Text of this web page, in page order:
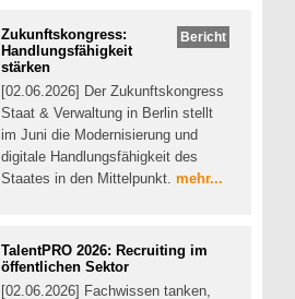
Bericht
Zukunftskongress:
Handlungsfähigkeit
stärken
[02.06.2026] Der Zukunftskongress
Staat & Verwaltung in Berlin stellt
im Juni die Modernisierung und
digitale Handlungsfähigkeit des
Staates in den Mittelpunkt. mehr...
TalentPRO 2026: Recruiting im
öffentlichen Sektor
[02.06.2026] Fachwissen tanken,